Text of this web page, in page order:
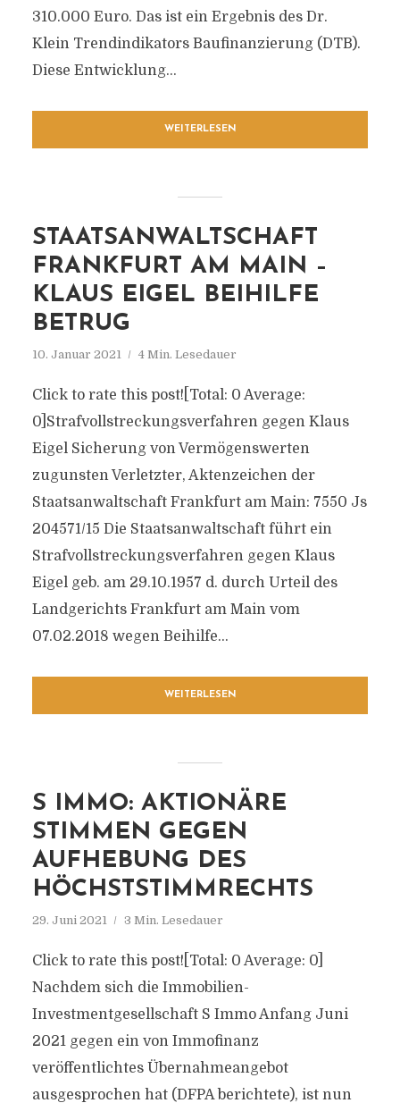
310.000 Euro. Das ist ein Ergebnis des Dr.
Klein Trendindikators Baufinanzierung (DTB).
Diese Entwicklung...
WEITERLESEN
STAATSANWALTSCHAFT
FRANKFURT AM MAIN –
KLAUS EIGEL BEIHILFE
BETRUG
10. Januar 2021 4 Min. Lesedauer
Click to rate this post![Total: 0 Average:
0]Strafvollstreckungsverfahren gegen Klaus
Eigel Sicherung von Vermögenswerten
zugunsten Verletzter, Aktenzeichen der
Staatsanwaltschaft Frankfurt am Main: 7550 Js
204571/​15 Die Staatsanwaltschaft führt ein
Strafvollstreckungsverfahren gegen Klaus
Eigel geb. am 29.10.1957 d. durch Urteil des
Landgerichts Frankfurt am Main vom
07.02.2018 wegen Beihilfe...
WEITERLESEN
S IMMO: AKTIONÄRE
STIMMEN GEGEN
AUFHEBUNG DES
HÖCHSTSTIMMRECHTS
29. Juni 2021 3 Min. Lesedauer
Click to rate this post![Total: 0 Average: 0]
Nachdem sich die Immobilien-
Investmentgesellschaft S Immo Anfang Juni
2021 gegen ein von Immofinanz
veröffentlichtes Übernahmeangebot
ausgesprochen hat (DFPA berichtete), ist nun